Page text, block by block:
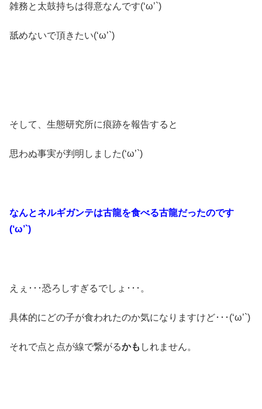
雑務と太鼓持ちは得意なんです(‘ω’`)
舐めないで頂きたい(‘ω’`)
そして、生態研究所に痕跡を報告すると
思わぬ事実が判明しました(‘ω’`)
なんとネルギガンテは古龍を食べる古龍だったのです
(‘ω’`)
えぇ･･･恐ろしすぎるでしょ･･･。
具体的にどの子が食われたのか気になりますけど･･･(‘ω’`)
それで点と点が線で繋がるかも しれません。